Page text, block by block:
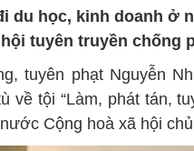
du học, kinh doanh ở
tuyên truyền chống
tuyên phạt Nguyễn
về tội “Làm, phát tán,
Cộng hoà xã hội